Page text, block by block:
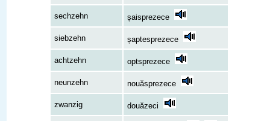
sechzehn șaisprezece
siebzehn șaptesprezece
achtzehn optsprezece
neunzehn nouăsprezece
zwanzig douăzeci